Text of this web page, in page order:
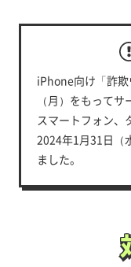
iPhone向け「詐
（月）をもって
スマートフォン、
2024年1月31日（
ました。